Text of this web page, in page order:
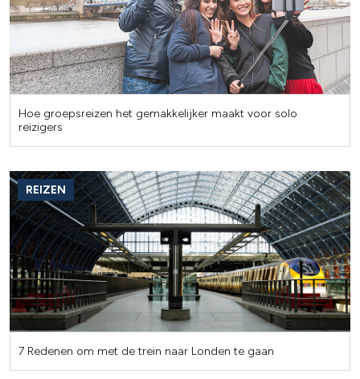
Hoe groepsreizen het gemakkelijker maakt voor solo
reizigers
REIZEN
7 Redenen om met de trein naar Londen te gaan